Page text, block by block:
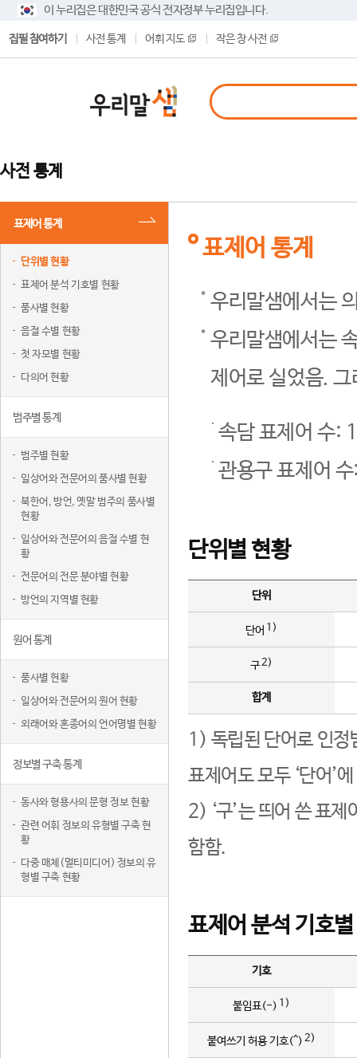
이 누리집은 대한민국 공식 전자정부 누리집입니다.
집필 참여하기 사전 통계 어휘 지도 작은 창 사전
사전 통계
표제어 통계
단위별 현황
표제어 분석 기호별 현황
품사별 현황
음절 수별 현황
첫 자모별 현황
다의어 현황
범주별 통계
범주별 현황
일상어와 전문어의 품사별 현황
북한어, 방언, 옛말 범주의 품사별
현황
일상어와 전문어의 음절 수별 현
황
전문어의 전문 분야별 현황
방언의 지역별 현황
원어 통계
품사별 현황
일상어와 전문어의 원어 현황
외래어와 혼종어의 언어명별 현황
정보별 구축 통계
동사와 형용사의 문형 정보 현황
관련 어휘 정보의 유형별 구축 현
황
다중 매체(멀티미디어) 정보의 유
형별 구축 현황
표제어 통계
우리말샘에서는
우리말샘에서는
제어로 실었음.
속담 표제어 수:
관용구 표제어
단위별 현황
단위
단어 1)
구2)
합계
1) 독립된 단어로 인정
표제어도 모두 ‘단어’
2) ‘구’는 띄어 쓴 표
함함.
표제어 분석 기호
기호
붙임표(-) 1)
붙여쓰기 허용 기호(^) 2)